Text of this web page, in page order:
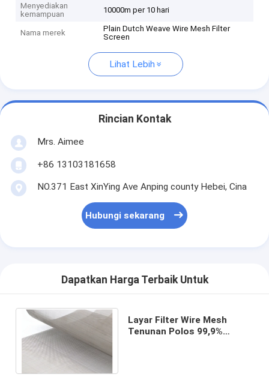
Menyediakan
kemampuan
10000m per 10 hari
Nama merek
Plain Dutch Weave Wire Mesh Filter
Screen
Lihat Lebih
Rincian Kontak
Mrs. Aimee
+86 13103181658
NO.371 East XinYing Ave Anping county Hebei, Cina
Hubungi sekarang
Dapatkan Harga Terbaik Untuk
Layar Filter Wire Mesh
Tenunan Polos 99,9%